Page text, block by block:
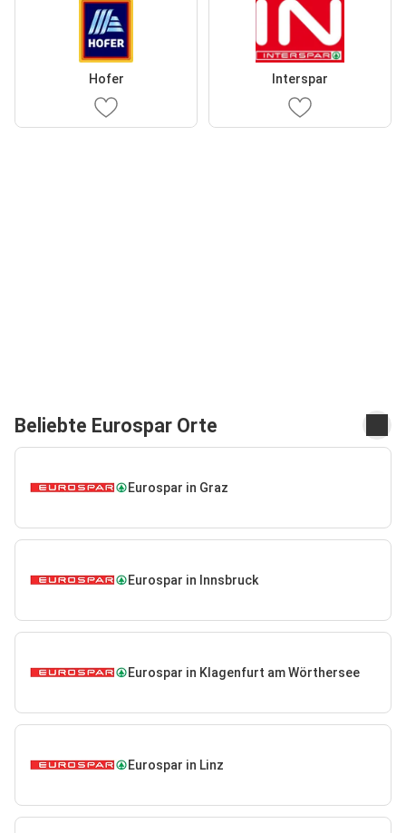
Hofer Interspar
Beliebte Eurospar Orte
Eurospar in Graz
Eurospar in Innsbruck
Eurospar in Klagenfurt am Wörthersee
Eurospar in Linz